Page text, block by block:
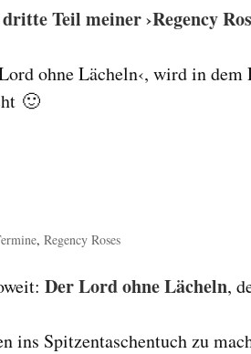
dritte Teil meiner ›Regency
ohne Lächeln‹, wird in
🙂
,Regency Roses
Der Lord ohne Lächeln,
ins Spitzentaschentuch zu